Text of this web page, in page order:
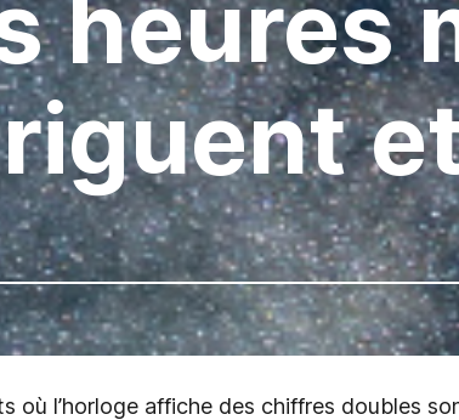
heures
où l’horloge affiche des chiffres doubles